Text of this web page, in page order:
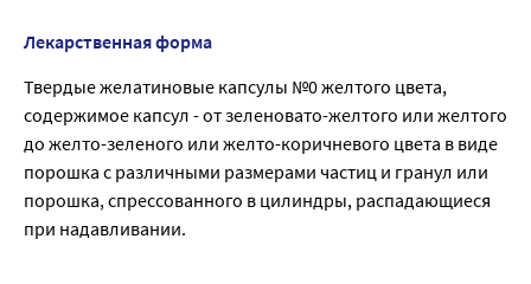
Лекарственная форма
Твердые желатиновые капсулы №0 желтого цвета,
содержимое капсул - от зеленовато-желтого или желтого
до желто-зеленого или желто-коричневого цвета в виде
порошка с различными размерами частиц и гранул или
порошка, спрессованного в цилиндры, распадающиеся
при надавливании.